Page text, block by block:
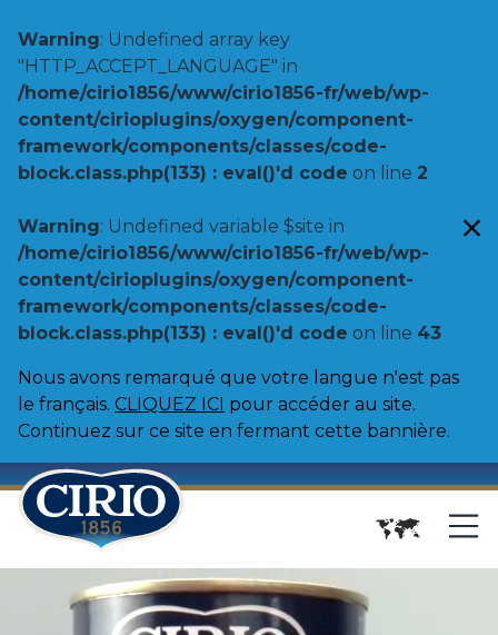
Warning: Undefined array key
"HTTP_ACCEPT_LANGUAGE" in
/home/cirio1856/www/cirio1856-fr/web/wp-
content/cirioplugins/oxygen/component-
framework/components/classes/code-
block.class.php(133) : eval()'d code on line 2
Warning: Undefined variable $site in
/home/cirio1856/www/cirio1856-fr/web/wp-
content/cirioplugins/oxygen/component-
framework/components/classes/code-
block.class.php(133) : eval()'d code on line 43
Nous avons remarqué que votre langue n'est pas
le français. CLIQUEZ ICI pour accéder au site.
Continuez sur ce site en fermant cette bannière.